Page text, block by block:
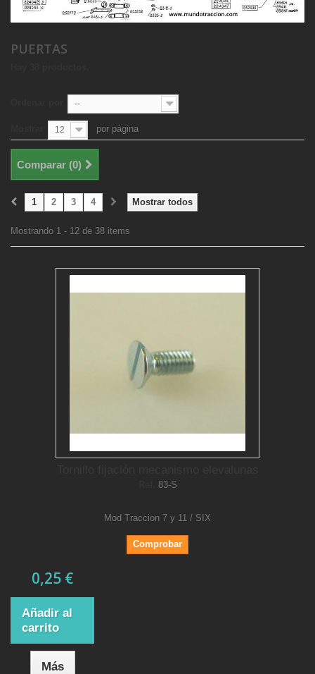
PUERTAS
--
12 por página
Comparar (0)
Mostrar todos
1 2 3 4
Mostrando 1 - 12 de 38 items
83-S
Mod Traccion 7 y 11 / SIX
Comprobar
0,25 €
Añadir al
carrito
Más